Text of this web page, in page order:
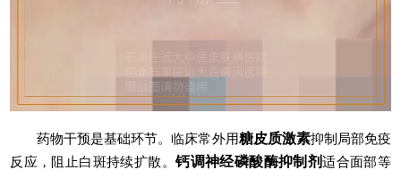
药物干预是基础环节。临床常外用糖皮质激素抑制局部免疫
反应，阻止白斑持续扩散。钙调神经磷酸酶抑制剂适合面部等